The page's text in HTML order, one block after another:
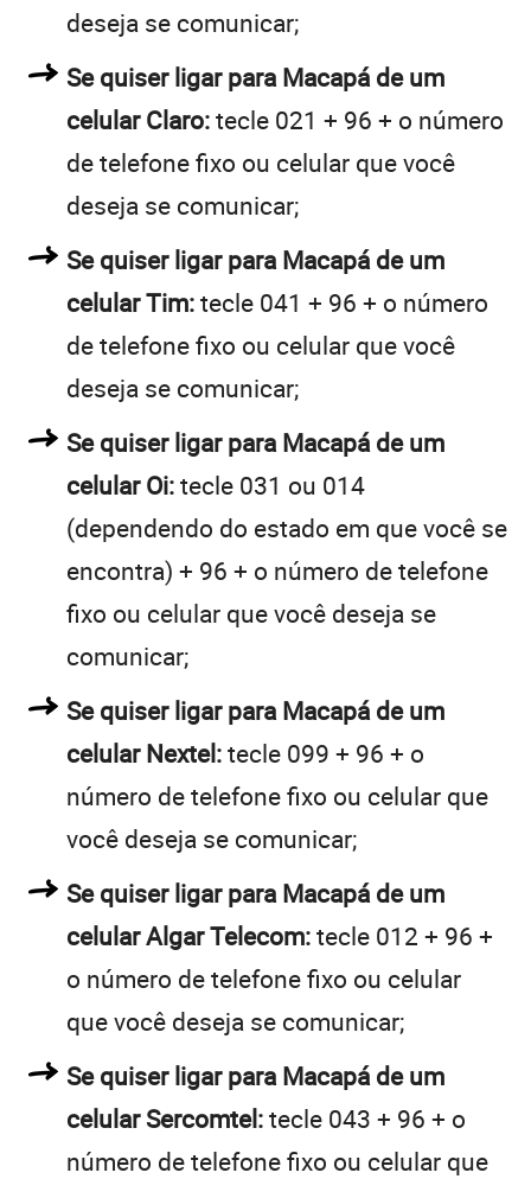
deseja se comunicar;
Se quiser ligar para Macapá de um
celular Claro:tecle 021 + 96 + o número
de telefone fixo ou celular que você
deseja se comunicar;
Se quiser ligar para Macapá de um
celular Tim:tecle 041 + 96 + o número
de telefone fixo ou celular que você
deseja se comunicar;
Se quiser ligar para Macapá de um
celular Oi:tecle 031 ou 014
(dependendo do estado em que você se
encontra) + 96 + o número de telefone
fixo ou celular que você deseja se
comunicar;
Se quiser ligar para Macapá de um
celular Nextel:tecle 099 + 96 + o
número de telefone fixo ou celular que
você deseja se comunicar;
Se quiser ligar para Macapá de um
celular Algar Telecom:tecle 012 + 96 +
o número de telefone fixo ou celular
que você deseja se comunicar;
Se quiser ligar para Macapá de um
celular Sercomtel:tecle 043 + 96 + o
número de telefone fixo ou celular que